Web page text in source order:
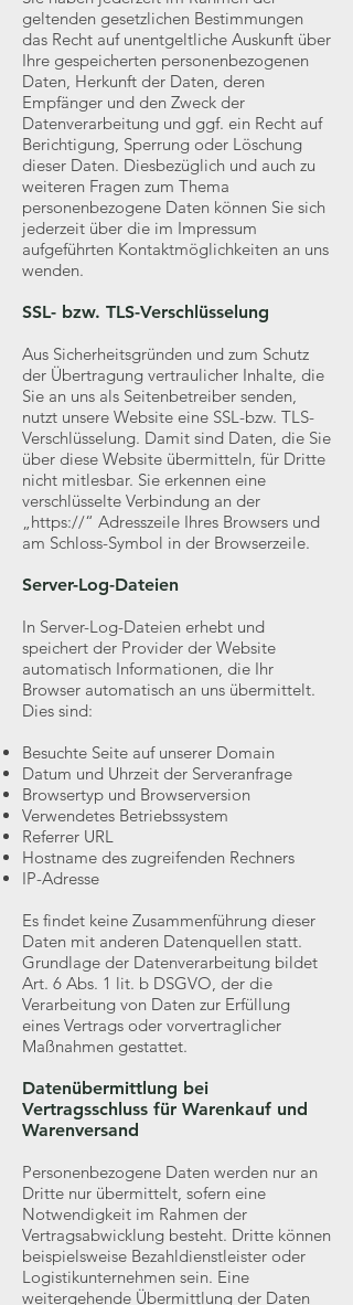
geltenden gesetzlichen Bestimmungen
das Recht auf unentgeltliche Auskunft über
Ihre gespeicherten personenbezogenen
Daten, Herkunft der Daten, deren
Empfänger und den Zweck der
Datenverarbeitung und ggf. ein Recht auf
Berichtigung, Sperrung oder Löschung
dieser Daten. Diesbezüglich und auch zu
weiteren Fragen zum Thema
personenbezogene Daten können Sie sich
jederzeit über die im Impressum
aufgeführten Kontaktmöglichkeiten an uns
wenden.
SSL- bzw. TLS-Verschlüsselung
Aus Sicherheitsgründen und zum Schutz
der Übertragung vertraulicher Inhalte, die
Sie an uns als Seitenbetreiber senden,
nutzt unsere Website eine SSL-bzw. TLS-
Verschlüsselung. Damit sind Daten, die Sie
über diese Website übermitteln, für Dritte
nicht mitlesbar. Sie erkennen eine
verschlüsselte Verbindung an der
„https://“ Adresszeile Ihres Browsers und
am Schloss-Symbol in der Browserzeile.
Server-Log-Dateien
In Server-Log-Dateien erhebt und
speichert der Provider der Website
automatisch Informationen, die Ihr
Browser automatisch an uns übermittelt.
Dies sind:
Besuchte Seite auf unserer Domain
Datum und Uhrzeit der Serveranfrage
Browsertyp und Browserversion
Verwendetes Betriebssystem
Referrer URL
Hostname des zugreifenden Rechners
IP-Adresse
Es findet keine Zusammenführung dieser
Daten mit anderen Datenquellen statt.
Grundlage der Datenverarbeitung bildet
Art. 6 Abs. 1 lit. b DSGVO, der die
Verarbeitung von Daten zur Erfüllung
eines Vertrags oder vorvertraglicher
Maßnahmen gestattet.
Datenübermittlung bei
Vertragsschluss für Warenkauf und
Warenversand
Personenbezogene Daten werden nur an
Dritte nur übermittelt, sofern eine
Notwendigkeit im Rahmen der
Vertragsabwicklung besteht. Dritte können
beispielsweise Bezahldienstleister oder
Logistikunternehmen sein. Eine
weitergehende Übermittlung der Daten